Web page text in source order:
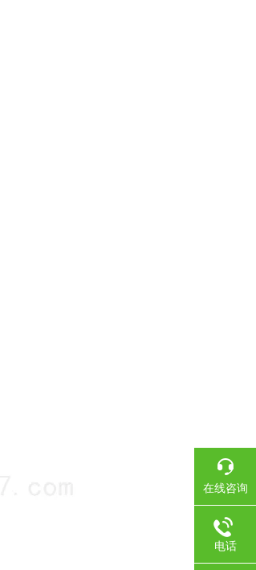
在线咨询
电话